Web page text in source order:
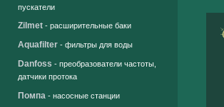
пускатели
Zilmet - расширительные баки
Aquafilter - фильтры для воды
Danfoss - преобразователи частоты,
датчики протока
Помпа - насосные станции